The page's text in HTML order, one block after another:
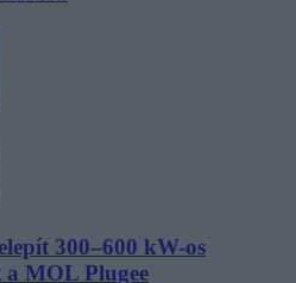
300–600 kW-os
MOL Plugee